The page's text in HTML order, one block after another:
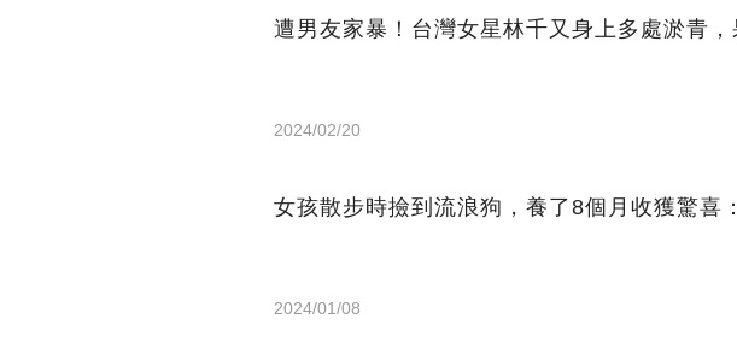
遭男友家暴！台灣女星林千又身上多處淤青
2024/02/20
女孩散步時撿到流浪狗，養了8個月收獲驚喜
2024/01/08